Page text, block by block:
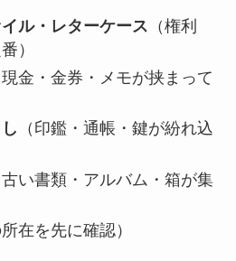
ル・レターケース （権利
）
現金・金券・メモが挟まって
（印鑑・通帳・鍵が紛れ込
い書類・アルバム・箱が集
在を先に確認）